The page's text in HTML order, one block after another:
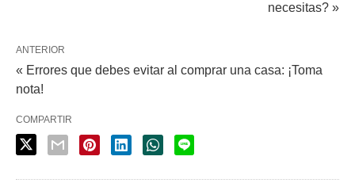
necesitas? »
ANTERIOR
« Errores que debes evitar al comprar una casa: ¡Toma
nota!
COMPARTIR